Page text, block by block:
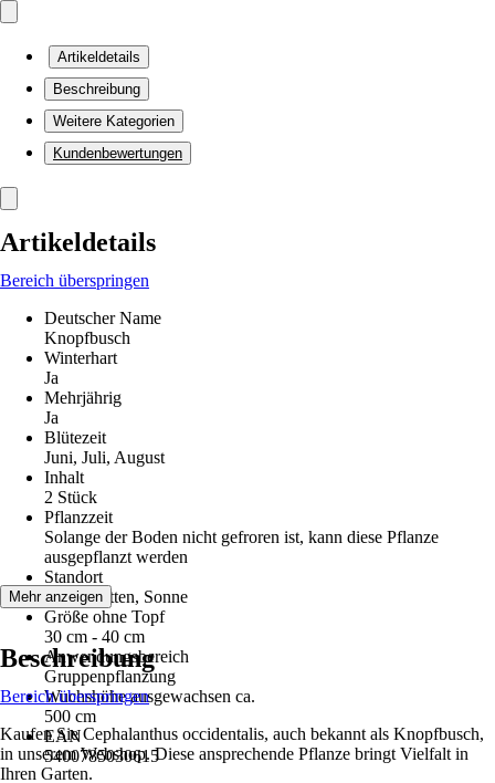
Artikeldetails
Beschreibung
Weitere Kategorien
Kundenbewertungen
Artikeldetails
Bereich überspringen
Deutscher Name
Knopfbusch
Winterhart
Ja
Mehrjährig
Ja
Blütezeit
Juni, Juli, August
Inhalt
2 Stück
Pflanzzeit
Solange der Boden nicht gefroren ist, kann diese Pflanze
ausgepflanzt werden
Standort
Halbschatten, Sonne
Größe ohne Topf
30 cm - 40 cm
Anwendungsbereich
Gruppenpflanzung
Wuchshöhe ausgewachsen ca.
500 cm
EAN
5400785030615
Mehr anzeigen
Beschreibung
Bereich überspringen
Kaufen Sie Cephalanthus occidentalis, auch bekannt als Knopfbusch,
in unserem Webshop. Diese ansprechende Pflanze bringt Vielfalt in
Ihren Garten.